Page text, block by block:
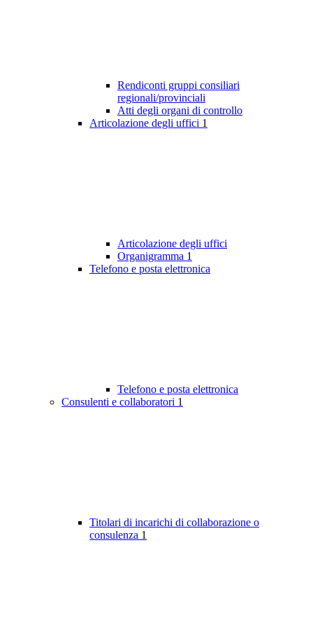
Rendiconti gruppi consiliari
regionali/provinciali
Atti degli organi di controllo
Articolazione degli uffici 1
Articolazione degli uffici
Organigramma 1
Telefono e posta elettronica
Telefono e posta elettronica
Consulenti e collaboratori 1
Titolari di incarichi di collaborazione o
consulenza 1